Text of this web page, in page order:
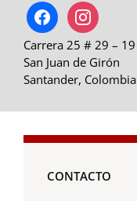
facebookinstagram
Carrera 25 # 29 – 19
San Juan de Girón
Santander, Colombia
CONTACTO